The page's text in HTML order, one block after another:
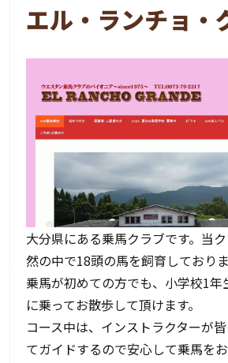
エル・ランチョ・
大分県にある乗馬クラブです。当
然の中で18頭の馬を飼育しておりま
乗馬が初めての方でも、小学校1年
に乗ってお散歩して頂けます。
コース中は、インストラクターが
てガイドするので安心して乗馬をお